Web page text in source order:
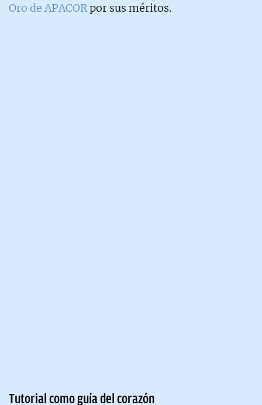
Oro de APACORpor sus méritos.
Tutorial como guía del corazón